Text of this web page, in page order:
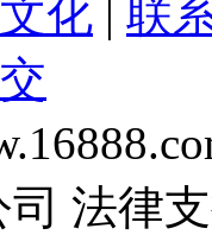
化 | 联
法律